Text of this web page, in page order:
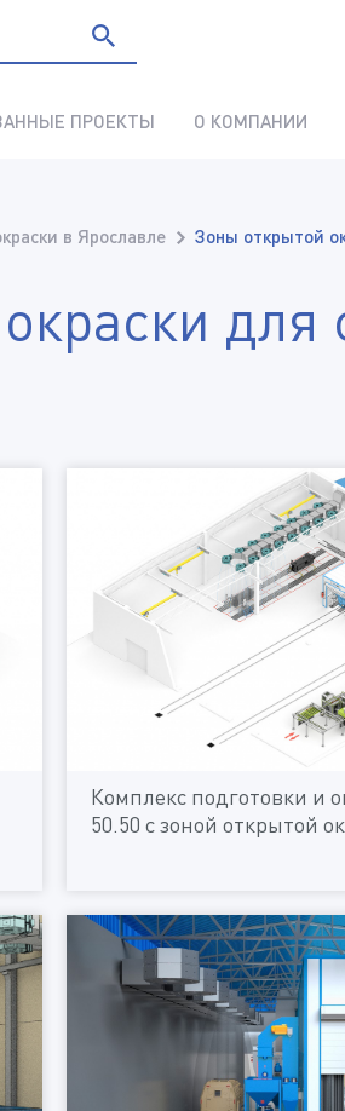
ПРОЕКТЫ О КОМПАНИИ
в Ярославле Зоны открытой
для
Комплекс подготовки и
50.50 с зоной открытой